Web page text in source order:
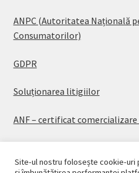
ANPC (Autoritatea Națională
Consumatorilor)
GDPR
Soluționarea litigiilor
ANF – certificat comercializare
Site-ul nostru folosește cookie-uri